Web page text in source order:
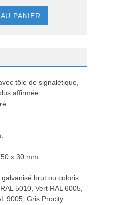
PANIER
tôle de signalétique,
affirmée.
x 30 mm.
brut ou coloris
5010, Vert RAL 6005,
9005, Gris Procity.